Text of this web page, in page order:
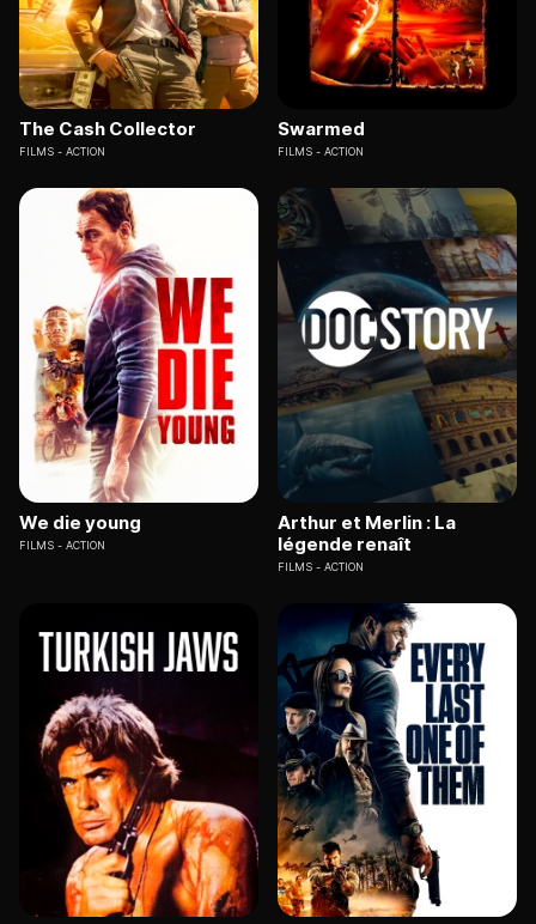
The Cash Collector
FILMS ACTION
Swarmed
FILMS ACTION
We die young
FILMS ACTION
Arthur et Merlin : La
légende renaît
FILMS ACTION